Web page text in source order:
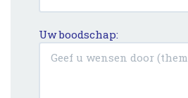
Uw boodschap: